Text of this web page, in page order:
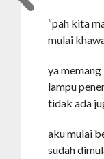
“pah kita
mulai
ya
lampu
tidak ada
aku mulai
sudah